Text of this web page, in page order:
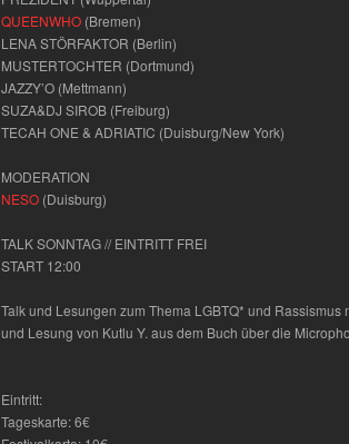
QUEENWHO (Bremen)
LENA STÖRFAKTOR (Berlin)
MUSTERTOCHTER (Dortmund)
JAZZY’O (Mettmann)
SUZA&DJ SIROB (Freiburg)
TECAH ONE & ADRIATIC (Duisburg/New York)
MODERATION
NESO (Duisburg)
TALK SONNTAG // EINTRITT FREI
START 12:00
Talk und Lesungen zum Thema LGBTQ* und
und Lesung von Kutlu Y. aus dem Buch über die
Eintritt:
Tageskarte: 6€